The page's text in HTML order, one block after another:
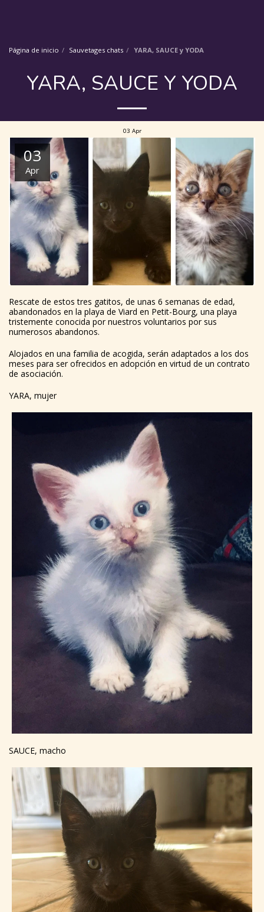
Página de inicio Sauvetages chats YARA, SAUCE y YODA
YARA, SAUCE Y YODA
03 Apr
03
Apr
Rescate de estos tres gatitos, de unas 6 semanas de edad,
abandonados en la playa de Viard en Petit-Bourg, una playa
tristemente conocida por nuestros voluntarios por sus
numerosos abandonos.
Alojados en una familia de acogida, serán adaptados a los dos
meses para ser ofrecidos en adopción en virtud de un contrato
de asociación.
YARA, mujer
SAUCE, macho